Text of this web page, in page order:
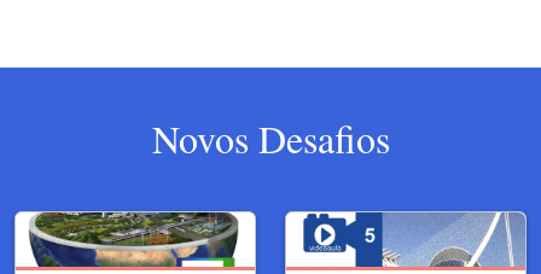
Novos Desafios